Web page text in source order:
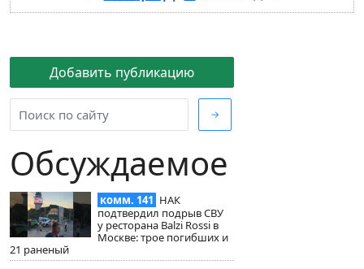
Добавить публикацию
→
Обсуждаемое
комм. 141 НАК
подтвердил подрыв СВУ
у ресторана Balzi Rossi в
Москве: трое погибших и
21 раненый